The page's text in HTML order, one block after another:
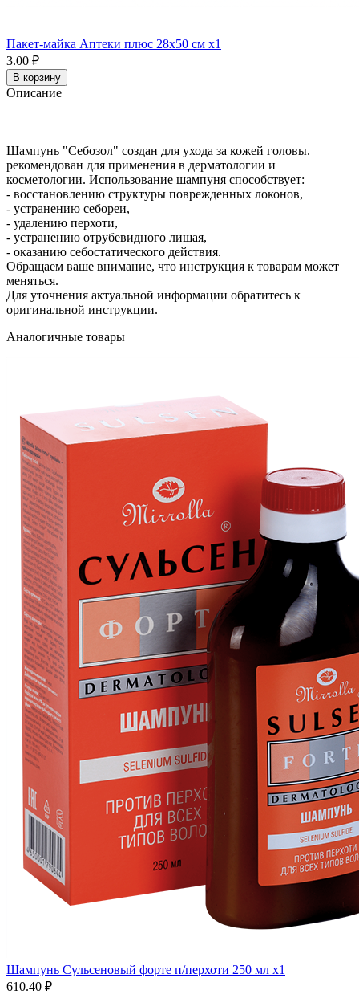
Пакет-майка Аптеки плюс 28х50 см x1
3.00 ₽
В корзину
Описание
Шампунь "Себозол" создан для ухода за кожей головы.
рекомендован для применения в дерматологии и
косметологии. Использование шампуня способствует:
- восстановлению структуры поврежденных локонов,
- устранению себореи,
- удалению перхоти,
- устранению отрубевидного лишая,
- оказанию себостатического действия.
Обращаем ваше внимание, что инструкция к товарам может
меняться.
Для уточнения актуальной информации обратитесь к
оригинальной инструкции.
Аналогичные товары
Шампунь Сульсеновый форте п/перхоти 250 мл x1
610.40 ₽